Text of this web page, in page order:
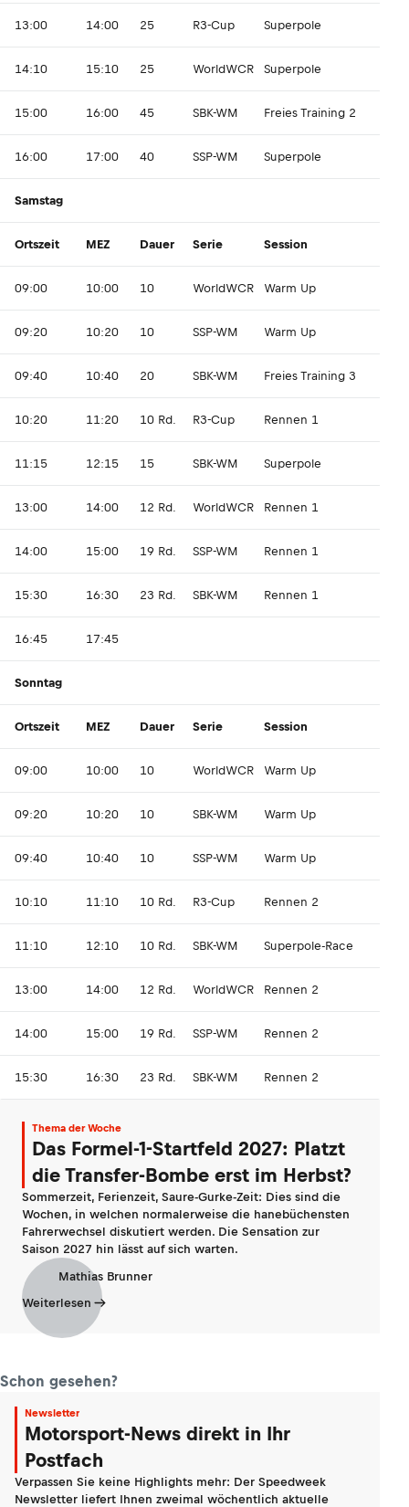
13:00 14:00 25 R3-Cup Superpole
14:10 15:10 25 WorldWCR Superpole
15:00 16:00 45 SBK-WM Freies Training 2
16:00 17:00 40 SSP-WM Superpole
Samstag
Ortszeit MEZ Dauer Serie Session
09:00 10:00 10 WorldWCR Warm Up
09:20 10:20 10 SSP-WM Warm Up
09:40 10:40 20 SBK-WM Freies Training 3
10:20 11:20 10 Rd. R3-Cup Rennen 1
11:15 12:15 15 SBK-WM Superpole
13:00 14:00 12 Rd. WorldWCR Rennen 1
14:00 15:00 19 Rd. SSP-WM Rennen 1
15:30 16:30 23 Rd. SBK-WM Rennen 1
16:45 17:45
Sonntag
Ortszeit MEZ Dauer Serie Session
09:00 10:00 10 WorldWCR Warm Up
09:20 10:20 10 SBK-WM Warm Up
09:40 10:40 10 SSP-WM Warm Up
10:10 11:10 10 Rd. R3-Cup Rennen 2
11:10 12:10 10 Rd. SBK-WM Superpole-Race
13:00 14:00 12 Rd. WorldWCR Rennen 2
14:00 15:00 19 Rd. SSP-WM Rennen 2
15:30 16:30 23 Rd. SBK-WM Rennen 2
Thema der Woche
Das Formel-1-Startfeld 2027: Platzt
die Transfer-Bombe erst im Herbst?
Sommerzeit, Ferienzeit, Saure-Gurke-Zeit: Dies sind die
Wochen, in welchen normalerweise die hanebüchensten
Fahrerwechsel diskutiert werden. Die Sensation zur
Saison 2027 hin lässt auf sich warten.
Mathias Brunner
Weiterlesen
Schon gesehen?
Newsletter
Motorsport-News direkt in Ihr
Postfach
Verpassen Sie keine Highlights mehr: Der Speedweek
Newsletter liefert Ihnen zweimal wöchentlich aktuelle